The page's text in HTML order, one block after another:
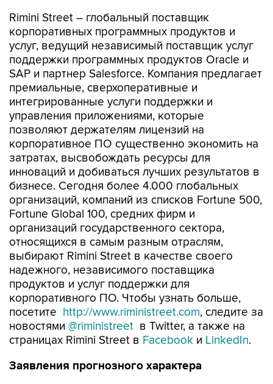
Rimini Street – глобальный поставщик
корпоративных программных продуктов и
услуг, ведущий независимый поставщик услуг
поддержки программных продуктов Oracle и
SAP и партнер Salesforce. Компания предлагает
премиальные, сверхоперативные и
интегрированные услуги поддержки и
управления приложениями, которые
позволяют держателям лицензий на
корпоративное ПО существенно экономить на
затратах, высвобождать ресурсы для
инноваций и добиваться лучших результатов в
бизнесе. Сегодня более 4.000 глобальных
организаций, компаний из списков Fortune 500,
Fortune Global 100, средних фирм и
организаций государственного сектора,
относящихся в самым разным отраслям,
выбирают Rimini Street в качестве своего
надежного, независимого поставщика
продуктов и услуг поддержки для
корпоративного ПО. Чтобы узнать больше,
посетите http://www.riministreet.com, следите за
новостями @riministreet в Twitter, а также на
страницах Rimini Street в Facebook и LinkedIn.
Заявления прогнозного характера